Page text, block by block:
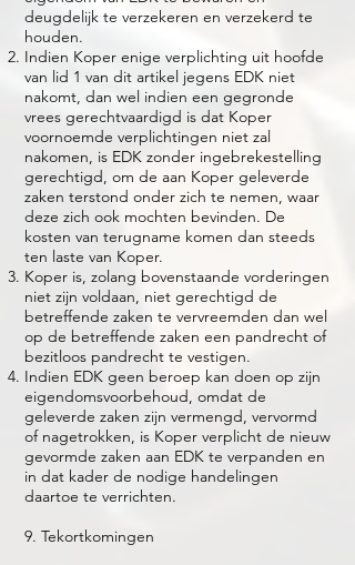
deugdelijk te verzekeren en verzekerd te
houden.
Indien Koper enige verplichting uit hoofde
van lid 1 van dit artikel jegens EDK niet
nakomt, dan wel indien een gegronde
vrees gerechtvaardigd is dat Koper
voornoemde verplichtingen niet zal
nakomen, is EDK zonder ingebrekestelling
gerechtigd, om de aan Koper geleverde
zaken terstond onder zich te nemen, waar
deze zich ook mochten bevinden. De
kosten van terugname komen dan steeds
ten laste van Koper.
Koper is, zolang bovenstaande vorderingen
niet zijn voldaan, niet gerechtigd de
betreffende zaken te vervreemden dan wel
op de betreffende zaken een pandrecht of
bezitloos pandrecht te vestigen.
Indien EDK geen beroep kan doen op zijn
eigendomsvoorbehoud, omdat de
geleverde zaken zijn vermengd, vervormd
of nagetrokken, is Koper verplicht de nieuw
gevormde zaken aan EDK te verpanden en
in dat kader de nodige handelingen
daartoe te verrichten.
9. Tekortkomingen